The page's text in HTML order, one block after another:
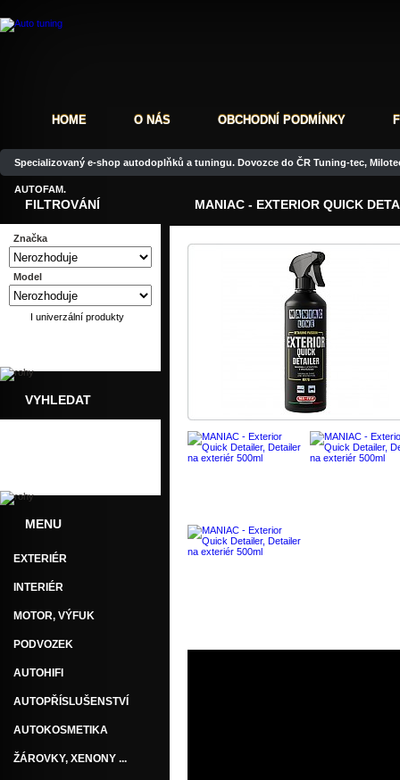
MANIAC - EXTERIOR QUICK
FILTROVÁNÍ
Značka
Model
I univerzální produkty
VYHLEDAT
MENU
EXTERIÉR
INTERIÉR
MOTOR, VÝFUK
PODVOZEK
AUTOHIFI
AUTOPŘÍSLUŠENSTVÍ
AUTOKOSMETIKA
ŽÁROVKY, XENONY ...
HOME O NÁS OBCHODNÍ PODMÍNKY
Specializovaný e-shop autodoplňků a tuningu. Dovozce do ČR Tuning-tec,
AUTOFAM.